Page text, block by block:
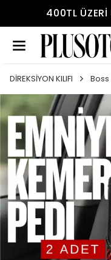
400TL
DİREKSİYON KILIFI Boss